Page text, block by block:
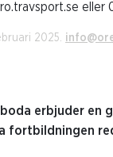
eller
2025.
erbjuder en
fortbildningen